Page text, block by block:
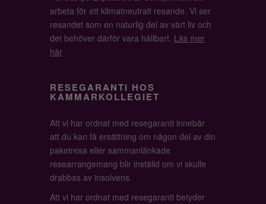
arbeta för ett klimatneutralt resande. Vi ser
resandet som en naturlig del av vårt liv och
det behöver därför vara hållbart. Läs mer
här
RESEGARANTI HOS
KAMMARKOLLEGIET
Att vi har ordnat med resegaranti innebär
att du kan få ersättning om någon del av din
paketresa eller sammanlänkade
researrangemang blir inställd om vi skulle
drabbas av insolvens.
Att vi har ordnat med resegaranti betyder